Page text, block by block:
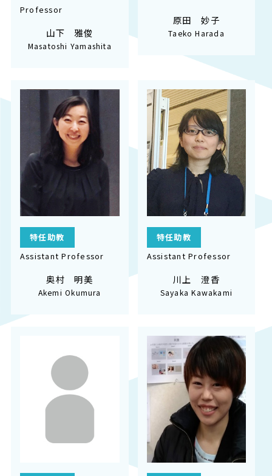
Professor
山下 雅俊
Masatoshi Yamashita
原田 妙子
Taeko Harada
特任助教
Assistant Professor
奥村 明美
Akemi Okumura
特任助教
Assistant Professor
川上 澄香
Sayaka Kawakami